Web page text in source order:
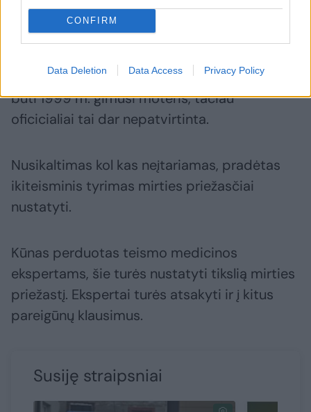
CONFIRM
Data Deletion Data Access Privacy Policy
pranešė policijai.
mirusiosios tapatybę. Įtariama, kad tai gali
būti 1999 m. gimusi moteris, tačiau
oficicialiai tai dar nepatvirtinta.
Nusikaltimas kol kas neįtariamas, pradėtas
ikiteisminis tyrimas mirties priežasčiai
nustatyti.
Kūnas perduotas teismo medicinos
ekspertams, šie turės nustatyti tikslią mirties
priežastį. Ekspertai turės atsakyti ir į kitus
pareigūnų klausimus.
Susiję straipsniai